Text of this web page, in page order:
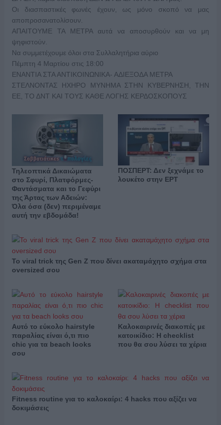
Οι διασπαστικές φωνές έχουν, ως μόνο σκοπό να μας
αποπροσανατολίσουν.
ΑΠΑΙΤΟΥΜΕ ΤΑ ΜΕΤΡΑ αυτά να αποσυρθούν και να μη
ψηφιστούν.
Να συμμετέχουμε όλοι στα Συλλαλητήρια αύριο
Πέμπτη 4 Μαρτίου στις 18:00
ΕΝΑΝΤΙΑ ΣΤΑ ΑΝΤΙΚΟΙΝΩΝΙΚΑ- ΑΔΙΕΞΟΔΑ ΜΕΤΡΑ
ΣΤΕΛΝΟΝΤΑΣ ΗΧΗΡΟ ΜΥΝΗΜΑ ΣΤΗΝ ΚΥΒΕΡΝΗΣΗ, ΤΗΝ
ΕΕ, ΤΟ ΔΝΤ ΚΑΙ ΤΟΥΣ ΚΑΘΕ ΛΟΓΗΣ ΚΕΡΔΟΣΚΟΠΟΥΣ
Τηλεοπτικά Δικαιώματα
στο Σφυρί, Πλατφόρμες-
Φαντάσματα και το Γεφύρι
της Άρτας των Αδειών:
Όλα όσα (δεν) περιμέναμε
αυτή την εβδομάδα!
ΠΟΣΠΕΡΤ: Δεν ξεχνάμε το
λουκέτο στην ΕΡΤ
Το viral trick της Gen Z που δίνει ακαταμάχητο σχήμα στα
oversized σου
Αυτό το εύκολο hairstyle
παραλίας είναι ό,τι πιο
chic για τα beach looks
σου
Καλοκαιρινές διακοπές με
κατοικίδιο: Η checklist
που θα σου λύσει τα χέρια
Fitness routine για το καλοκαίρι: 4 hacks που αξίζει να
δοκιμάσεις